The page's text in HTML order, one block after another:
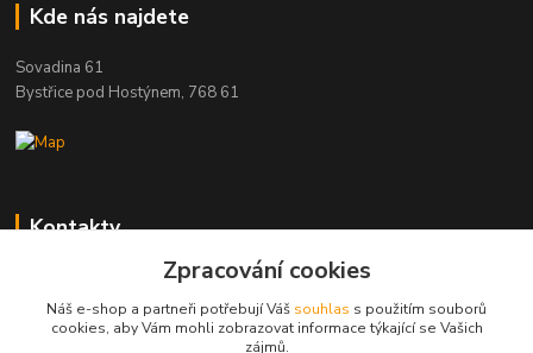
Kde nás najdete
Sovadina 61
Bystřice pod Hostýnem, 768 61
Kontakty
DŘEVOPRODUKT BEDNAŘÍK s.r.o.
+420 739 454 600
(Po-Pá, 7-15 hod.)
Zpracování cookies
Náš e-shop a partneři potřebují Váš souhlas s použitím souborů
cookies, aby Vám mohli zobrazovat informace týkající se Vašich
zájmů.